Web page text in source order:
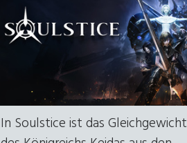
In Soulstice ist das Gleichgewicht